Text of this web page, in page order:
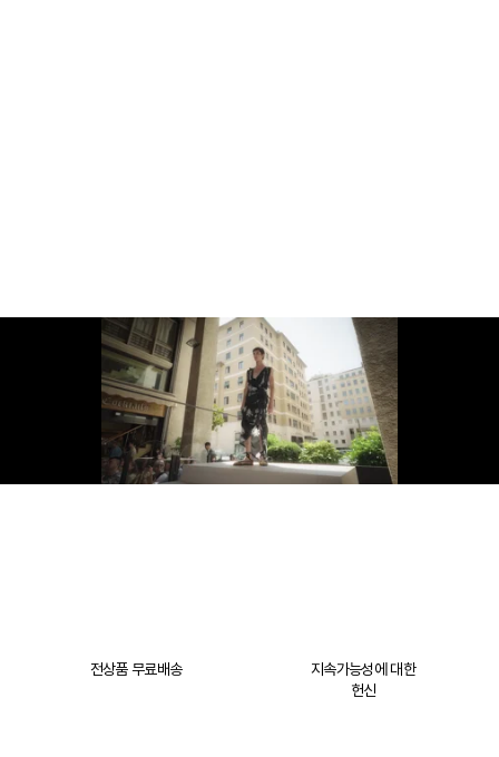
전상품 무료배송
지속가능성에 대한
헌신